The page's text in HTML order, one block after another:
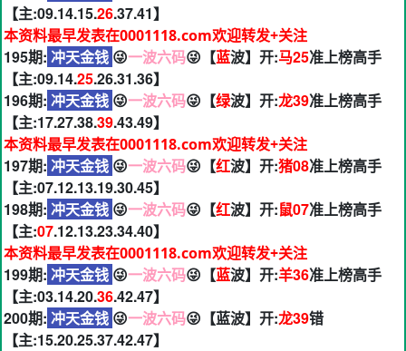
【主:09.14.15.26.37.41】
本资料最早发表在0001118.com欢迎转发+关注
195期: 冲天金钱 😜一波六码😜【蓝波】开:马25准上榜高手
【主:09.14.25.26.31.36】
196期: 冲天金钱 😜一波六码😜【绿波】开:龙39准上榜高手
【主:17.27.38.39.43.49】
本资料最早发表在0001118.com欢迎转发+关注
197期: 冲天金钱 😜一波六码😜【红波】开:猪08准上榜高手
【主:07.12.13.19.30.45】
198期: 冲天金钱 😜一波六码😜【红波】开:鼠07准上榜高手
【主:07.12.13.23.34.40】
本资料最早发表在0001118.com欢迎转发+关注
199期: 冲天金钱 😜一波六码😜【蓝波】开:羊36准上榜高手
【主:03.14.20.36.42.47】
200期: 冲天金钱 😜一波六码😜【蓝波】开:龙39错
【主:15.20.25.37.42.47】